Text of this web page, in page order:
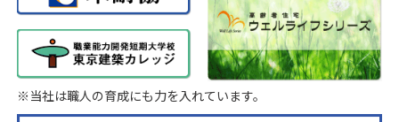
※当社は職人の育成にも力を入れています。